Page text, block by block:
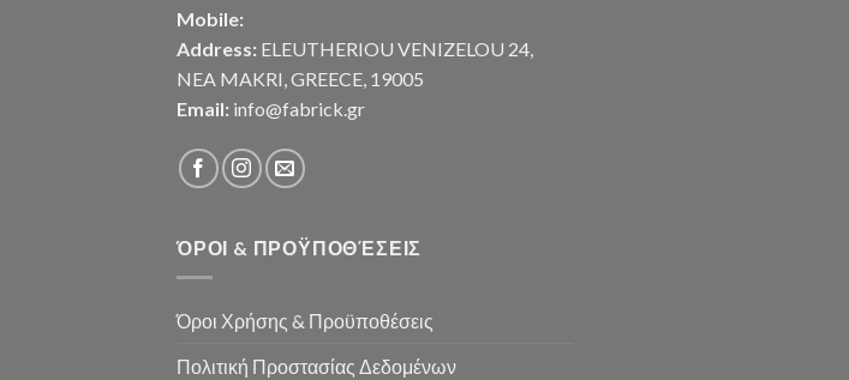
Mobile:
Address: ELEUTHERIOU VENIZELOU 24,
NEA MAKRI, GREECE, 19005
Email: info@fabrick.gr
ΌΡΟΙ & ΠΡΟΫΠΟΘΈΣΕΙΣ
Όροι Χρήσης & Προϋποθέσεις
Πολιτική Προστασίας Δεδομένων